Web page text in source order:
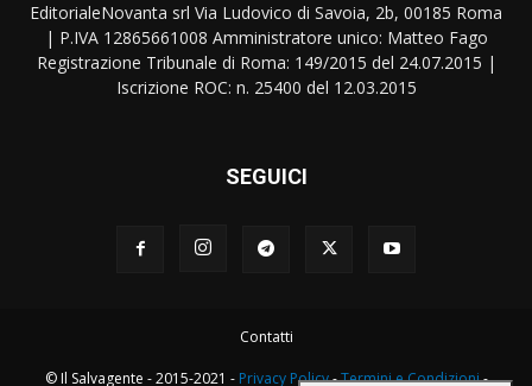
EditorialeNovanta srl Via Ludovico di Savoia, 2b, 00185 Roma
| P.IVA 12865661008 Amministratore unico: Matteo Fago
Registrazione Tribunale di Roma: 149/2015 del 24.07.2015 |
Iscrizione ROC: n. 25400 del 12.03.2015
SEGUICI
Contatti
© Il Salvagente - 2015-2021 - Privacy Policy-Termini e Condizioni-